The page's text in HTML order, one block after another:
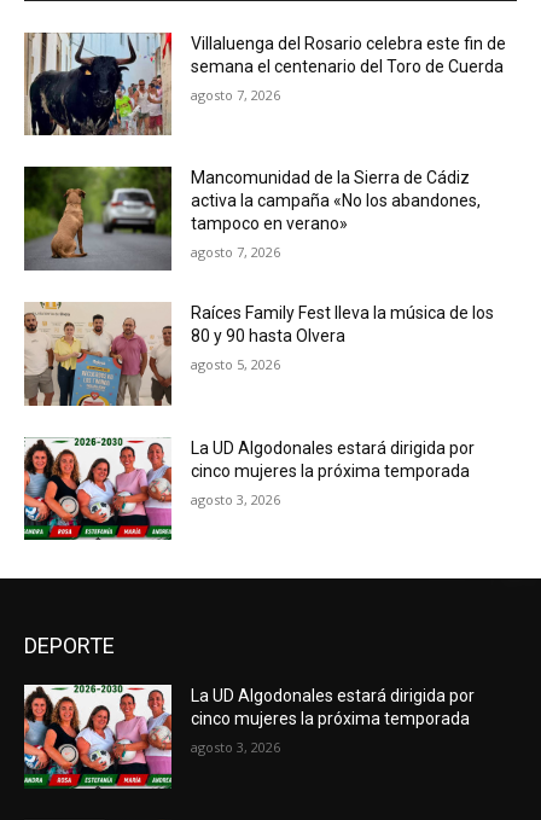
Villaluenga del Rosario celebra este fin de
semana el centenario del Toro de Cuerda
agosto 7, 2026
Mancomunidad de la Sierra de Cádiz
activa la campaña «No los abandones,
tampoco en verano»
agosto 7, 2026
Raíces Family Fest lleva la música de los
80 y 90 hasta Olvera
agosto 5, 2026
La UD Algodonales estará dirigida por
cinco mujeres la próxima temporada
agosto 3, 2026
DEPORTE
La UD Algodonales estará dirigida por
cinco mujeres la próxima temporada
agosto 3, 2026